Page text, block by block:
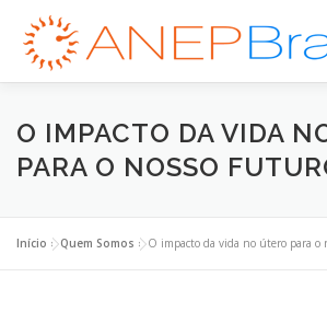
para
conteúdo
DOCUMENTÁRIO QUEM SOMOS
O IMPACTO DA VIDA
PARA O NOSSO
Início »Quem Somos »O impacto da vida no útero para o